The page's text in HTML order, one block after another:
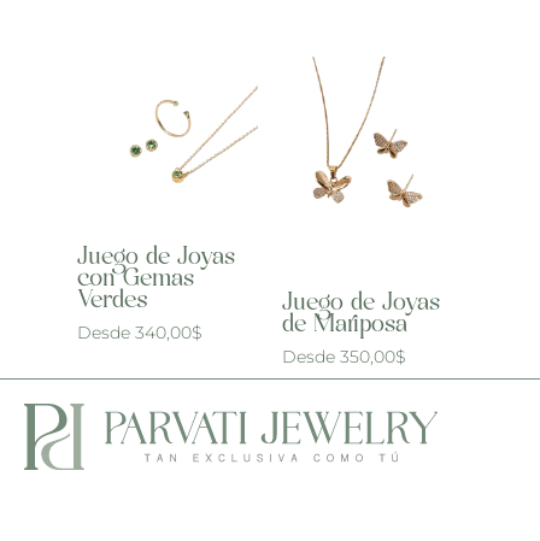
Juego de Joyas
con Gemas
Verdes
Desde 340,00$
Juego de Joyas
de Mariposa
Desde 350,00$